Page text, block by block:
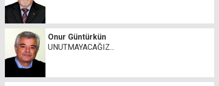
Onur Güntürkün
UNUTMAYACAĞIZ...